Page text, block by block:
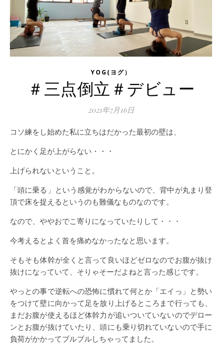
YOG(ヨグ）
＃三点倒立＃デビュー
2021年7月16日
コソ練をし始めた私に立ちはだかった最初の壁は、
とにかく足が上がらない・・・
上げられないということ。
「頭に乗る」という感覚がわからないので、背中が丸まり登
頂で床を捉えるというのも難儀なものなのです。
なので、ややおでこ寄りになっていたりして・・・
今考えるとよく首を痛めなかったなと思います。
そもそも体幹が全くと言って良いほどゼロなのでお腹が抜け
抜けになっていて、そりゃそーだよねと言った感じです。
やっとの事で逆転への恐怖に慣れて何とか「エイっ」と勢い
をつけて壁に向かって足を放り上げるところまで行っても、
まだお腹が使えるほど体幹力が追いついていないのでデロー
ンとお腹が抜けていたり、頭にも乗り切れていないので手に
負荷がかかってブルブルしちゃってました。